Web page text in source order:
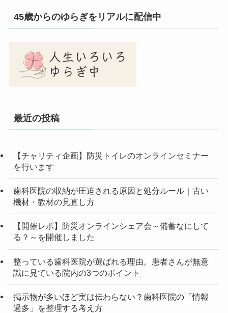
45歳からのゆらぎをリアルに配信中
最近の投稿
【チャリティ企画】防災トイレのオンラインセミナー
を行います
歯科医院の収納が圧迫される原因と処分ルール｜古い
機材・教材の見直し方
【開催レポ】防災オンラインシェア会～備蓄なにして
る？～を開催しました
整っている歯科医院が選ばれる理由。患者さんが無意
識に見ている院内の3つのポイント
掲示物が多いほど実は伝わらない？歯科医院の「情報
過多」を整理する考え方